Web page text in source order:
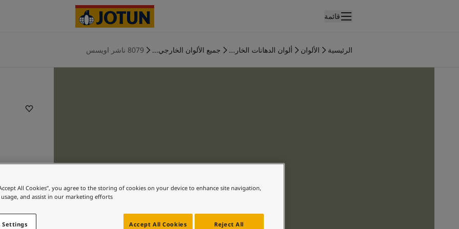
قائمة
الرئيسية الألوان ألوان الدهانات الخار... جميع الألوان الخارجي... 8079 ناشر اويسس
All Cookies”, you agree to the storing of cookies on your device to enhance site navigation,
usage, and assist in our marketing efforts.
Reject All
Accept All Cookies
Settings